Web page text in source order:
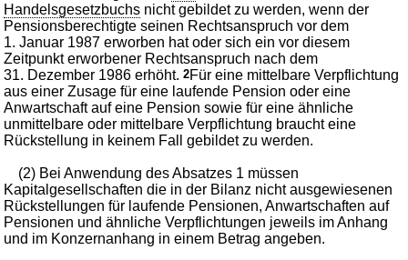
Bilanzrichtlinien-Gesetz
Handelsgesetzbuchs nicht gebildet zu werden, wenn der
Pensionsberechtigte seinen Rechtsanspruch vor dem
1. Januar 1987 erworben hat oder sich ein vor diesem
Zeitpunkt erworbener Rechtsanspruch nach dem
31. Dezember 1986 erhöht.2Für eine mittelbare Verpflichtung
aus einer Zusage für eine laufende Pension oder eine
Anwartschaft auf eine Pension sowie für eine ähnliche
unmittelbare oder mittelbare Verpflichtung braucht eine
Rückstellung in keinem Fall gebildet zu werden.
(2) Bei Anwendung des Absatzes 1 müssen
Kapitalgesellschaften die in der Bilanz nicht ausgewiesenen
Rückstellungen für laufende Pensionen, Anwartschaften auf
Pensionen und ähnliche Verpflichtungen jeweils im Anhang
und im Konzernanhang in einem Betrag angeben.